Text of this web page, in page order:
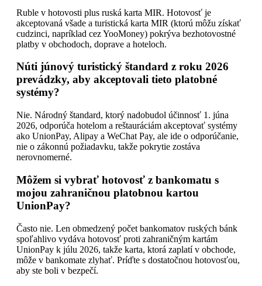
Ruble v hotovosti plus ruská karta MIR. Hotovosť je
akceptovaná všade a turistická karta MIR (ktorú môžu získať
cudzinci, napríklad cez YooMoney) pokrýva bezhotovostné
platby v obchodoch, doprave a hoteloch.
Núti júnový turistický štandard z roku 2026
prevádzky, aby akceptovali tieto platobné
systémy?
Nie. Národný štandard, ktorý nadobudol účinnosť 1. júna
2026, odporúča hotelom a reštauráciám akceptovať systémy
ako UnionPay, Alipay a WeChat Pay, ale ide o odporúčanie,
nie o zákonnú požiadavku, takže pokrytie zostáva
nerovnomerné.
Môžem si vybrať hotovosť z bankomatu s
mojou zahraničnou platobnou kartou
UnionPay?
Často nie. Len obmedzený počet bankomatov ruských bánk
spoľahlivo vydáva hotovosť proti zahraničným kartám
UnionPay k júlu 2026, takže karta, ktorá zaplatí v obchode,
môže v bankomate zlyhať. Príďte s dostatočnou hotovosťou,
aby ste boli v bezpečí.